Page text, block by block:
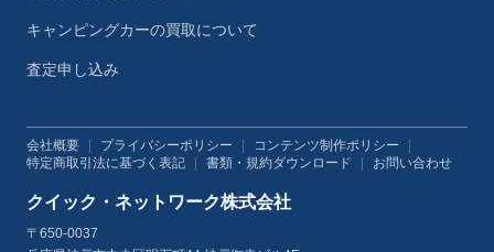
キャンピングカーの買取について
査定申し込み
会社概要 | プライバシーポリシー | コンテンツ制作ポリシー
|
特定商取引法に基づく表記
| 書類・規約ダウンロード | お問い合わせ
クイック・ネットワーク株式会社
〒650-0037